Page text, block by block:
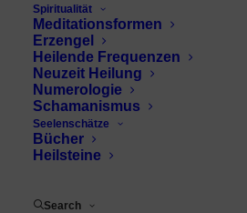
Spiritualität
Meditationsformen
Erzengel
Heilende Frequenzen
Neuzeit Heilung
Numerologie
Schamanismus
Seelenschätze
Bücher
Heilsteine
Search